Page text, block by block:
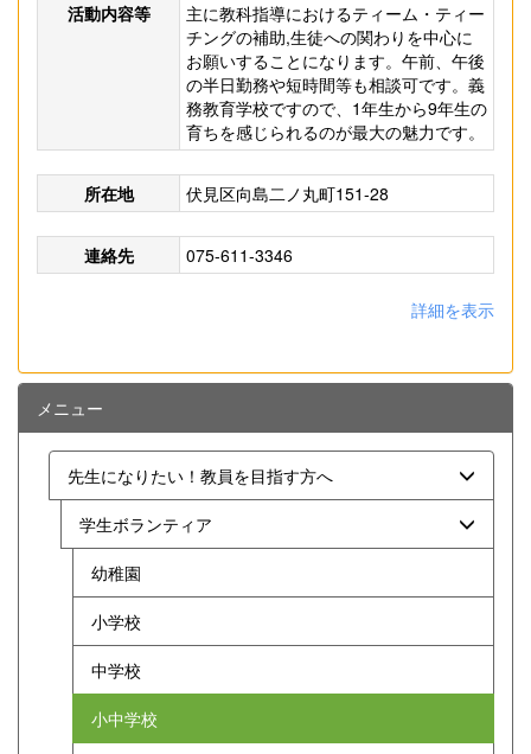
活動内容等
主に教科指導におけるティーム・ティー
チングの補助,生徒への関わりを中心に
お願いすることになります。午前、午後
の半日勤務や短時間等も相談可です。義
務教育学校ですので、1年生から9年生の
育ちを感じられるのが最大の魅力です。
所在地 伏見区向島二ノ丸町151-28
連絡先 075-611-3346
詳細を表示
メニュー
先生になりたい！教員を目指す方へ
学生ボランティア
幼稚園
小学校
中学校
小中学校